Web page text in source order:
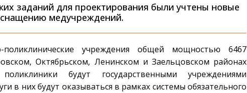
заданий для проектирования были учтены новые
медучреждений.
учреждения общей мощностью 6467
Октябрьском, Ленинском и Заельцовском районах
будут государственными учреждениями
в них будут оказываться в рамках системы обязательного